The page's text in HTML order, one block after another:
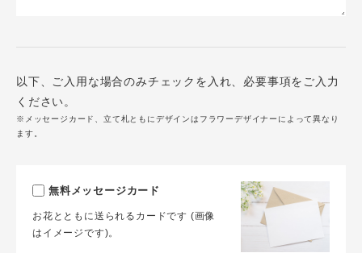
以下、ご入用な場合のみチェックを入れ、必要事項をご入力
ください。
※メッセージカード、立て札ともにデザインはフラワーデザイナーによって異なり
ます。
無料メッセージカード
お花とともに送られるカードです (画像
はイメージです)。